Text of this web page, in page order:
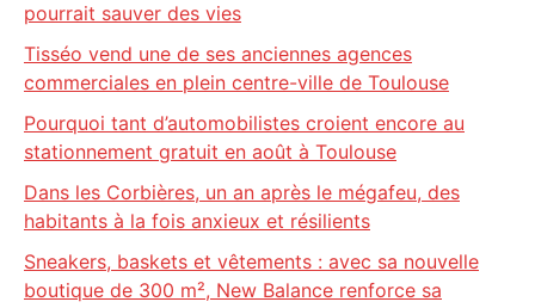
pourrait sauver des vies
Tisséo vend une de ses anciennes agences
commerciales en plein centre-ville de Toulouse
Pourquoi tant d’automobilistes croient encore au
stationnement gratuit en août à Toulouse
Dans les Corbières, un an après le mégafeu, des
habitants à la fois anxieux et résilients
Sneakers, baskets et vêtements : avec sa nouvelle
boutique de 300 m², New Balance renforce sa